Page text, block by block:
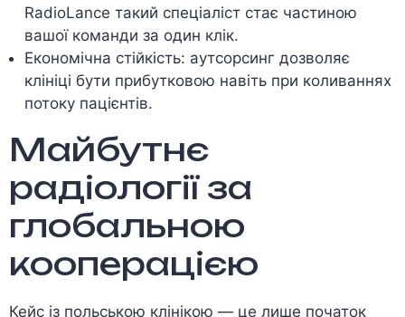
RadioLance такий спеціаліст стає частиною
вашої команди за один клік.
Економічна стійкість: аутсорсинг дозволяє
клініці бути прибутковою навіть при коливаннях
потоку пацієнтів.
Майбутнє
радіології за
глобальною
кооперацією
Кейс із польською клінікою — це лише початок